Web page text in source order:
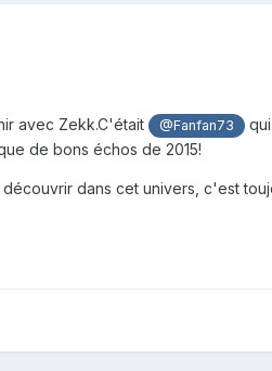
avec Zekk.C'était @Fanfan73
de bons échos de 2015!
dans cet univers, c'est